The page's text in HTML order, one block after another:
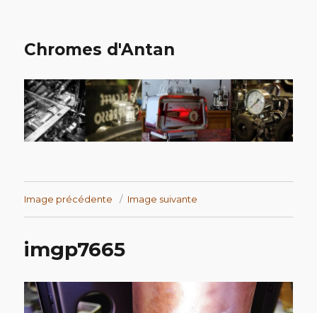
Chromes d'Antan
Image précédente Image suivante
imgp7665